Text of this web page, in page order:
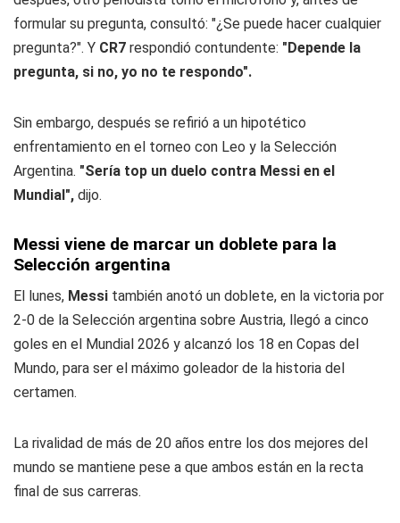
formular su pregunta, consultó: "¿Se puede hacer cualquier
pregunta?". Y CR7 respondió contundente: "Depende la
pregunta, si no, yo no te respondo".
Sin embargo, después se refirió a un hipotético
enfrentamiento en el torneo con Leo y la Selección
Argentina. "Sería top un duelo contra Messi en el
Mundial", dijo.
Messi viene de marcar un doblete para la
Selección argentina
El lunes, Messi también anotó un doblete, en la victoria por
2-0 de la Selección argentina sobre Austria, llegó a cinco
goles en el Mundial 2026 y alcanzó los 18 en Copas del
Mundo, para ser el máximo goleador de la historia del
certamen.
La rivalidad de más de 20 años entre los dos mejores del
mundo se mantiene pese a que ambos están en la recta
final de sus carreras.